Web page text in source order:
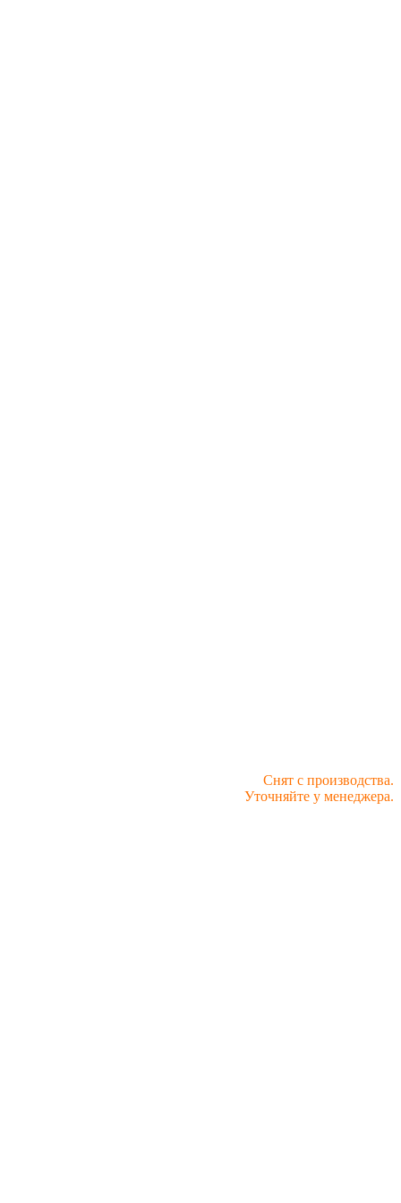
Снят с производства.
Уточняйте у менеджера.